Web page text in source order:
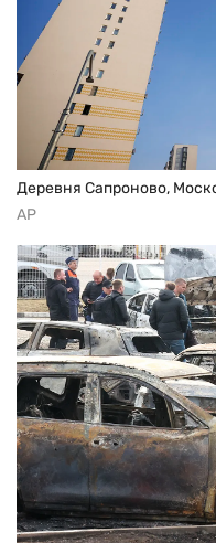
Деревня Сапроново,
AP